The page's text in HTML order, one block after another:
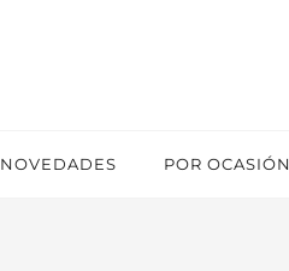
NOVEDADES POR OCASIÓN